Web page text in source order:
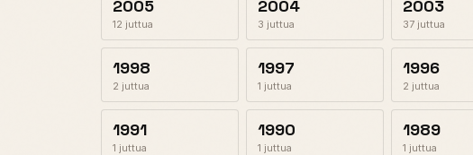
2005
12 juttua
2004
3 juttua
2003
37 juttua
1998
2 juttua
1997
1 juttua
1996
2 juttua
1991
1 juttua
1990
1 juttua
1989
1 juttua